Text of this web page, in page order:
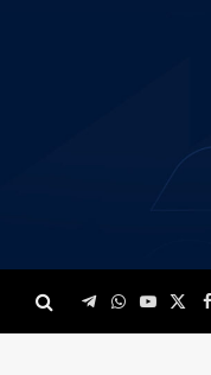
Facebook
X
(Twitter)
YouTube
WhatsApp
Telegram